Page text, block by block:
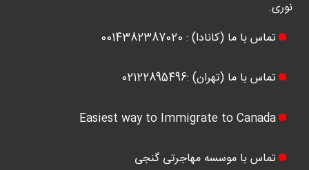
نوری.
تماس با ما (کانادا) : 0014382387020
تماس با ما (تهران) :02122895496
Easiest way to Immigrate to Canada
تماس با موسسه مهاجرتی گنجی